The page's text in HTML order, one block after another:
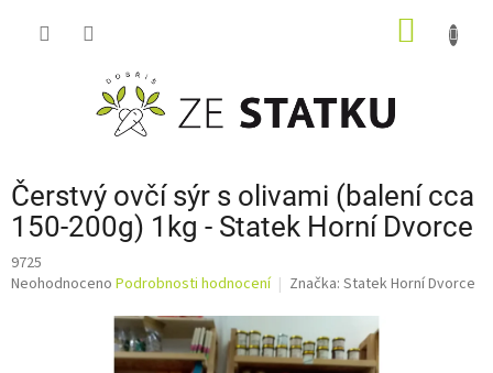
Čerstvý ovčí sýr s olivami (balení cca
150-200g) 1kg - Statek Horní Dvorce
9725
Průměrné
Neohodnoceno Podrobnosti hodnocení Značka: Statek Horní Dvorce